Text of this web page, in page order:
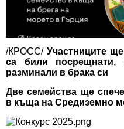
/КРОСС/ Участниците
са били
разминали в брака си
Две семейства ще
в къща на Средиземно